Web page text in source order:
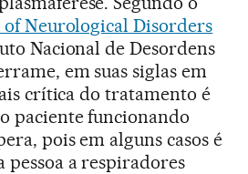
Neurological Disorders
Nacional de Desordens
em suas siglas em
crítica do tratamento é
paciente funcionando
pois em alguns casos é
pessoa a respiradores